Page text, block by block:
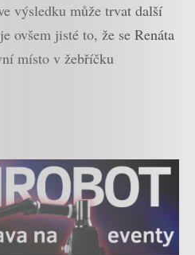
výsledku může trvat další
ovšem jisté to, že se Renáta
místo v žebříčku